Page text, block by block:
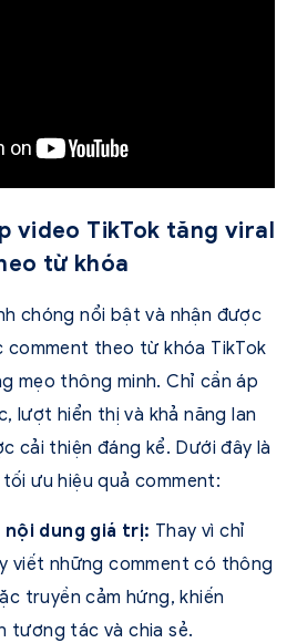
video TikTok tăng viral
từ khóa
chóng nổi bật và nhận được
theo từ khóa TikTok
mẹo thông minh. Chỉ cần áp
lượt hiển thị và khả năng lan
cải thiện đáng kể. Dưới đây là
ưu hiệu quả comment:
nội dung giá trị: Thay vì chỉ
viết những comment có thông
truyền cảm hứng, khiến
tương tác và chia sẻ.